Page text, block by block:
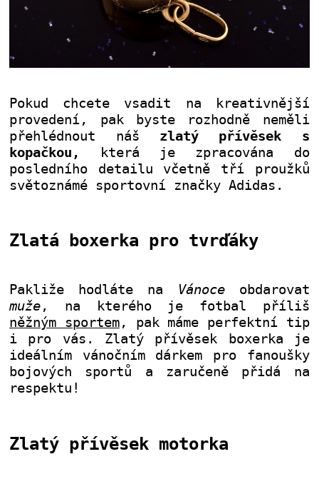
Pokud chcete vsadit na kreativnější
provedení, pak byste rozhodně neměli
přehlédnout náš zlatý přívěsek s
kopačkou,
která je zpracována do
posledního detailu včetně tří proužků
světoznámé sportovní značky Adidas.
Zlatá boxerka pro tvrďáky
Pakliže hodláte na Vánoce obdarovat
muže, na kterého je fotbal příliš
něžným sportem, pak máme perfektní tip
i pro vás. Zlatý přívěsek boxerka je
ideálním vánočním dárkem pro fanoušky
bojových sportů a zaručeně přidá na
respektu!
Zlatý přívěsek motorka